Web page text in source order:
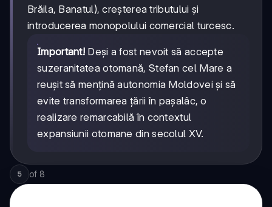
Brăila, Banatul), creșterea tributului și
introducerea monopolului comercial turcesc.
Important! Deși a fost nevoit să accepte
suzeranitatea otomană, Stefan cel Mare a
reușit să mențină autonomia Moldovei și să
evite transformarea țării în pașalâc, o
realizare remarcabilă în contextul
expansiunii otomane din secolul XV.
5 of 8